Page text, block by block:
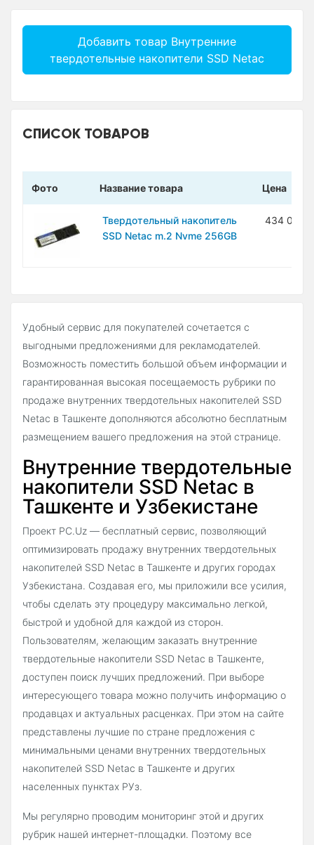
Добавить товар Внутренние
твердотельные накопители SSD Netac
СПИСОК ТОВАРОВ
Фото Название товара Цена
Твердотельный накопитель
SSD Netac m.2 Nvme 256GB
434 000
Удобный сервис для покупателей сочетается с
выгодными предложениями для рекламодателей.
Возможность поместить большой объем информации и
гарантированная высокая посещаемость рубрики по
продаже внутренних твердотельных накопителей SSD
Netac в Ташкенте дополняются абсолютно бесплатным
размещением вашего предложения на этой странице.
Внутренние твердотельные
накопители SSD Netac в
Ташкенте и Узбекистане
Проект PC.Uz — бесплатный сервис, позволяющий
оптимизировать продажу внутренних твердотельных
накопителей SSD Netac в Ташкенте и других городах
Узбекистана. Создавая его, мы приложили все усилия,
чтобы сделать эту процедуру максимально легкой,
быстрой и удобной для каждой из сторон.
Пользователям, желающим заказать внутренние
твердотельные накопители SSD Netac в Ташкенте,
доступен поиск лучших предложений. При выборе
интересующего товара можно получить информацию о
продавцах и актуальных расценках. При этом на сайте
представлены лучшие по стране предложения с
минимальными ценами внутренних твердотельных
накопителей SSD Netac в Ташкенте и других
населенных пунктах РУз.
Мы регулярно проводим мониторинг этой и других
рубрик нашей интернет-площадки. Поэтому все